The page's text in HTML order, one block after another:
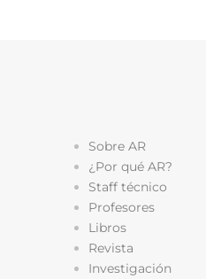
Sobre AR
¿Por qué AR?
Staff técnico
Profesores
Libros
Revista
Investigación